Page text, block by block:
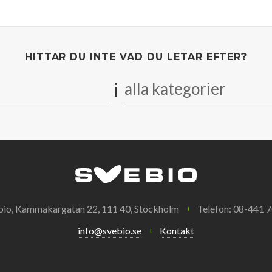
HITTAR DU INTE VAD DU LETAR EFTER?
i alla kategorier
Kammakargatan 22, 111 40, Stockholm
Telefon: 08-441
info@svebio.se
Kontakt